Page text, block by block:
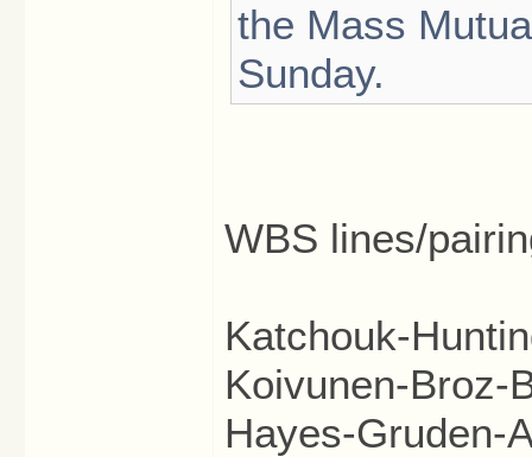
the Mass
Sunday.
WBS lines/
Katchouk-
Koivunen-Broz-
Hayes-Gruden-